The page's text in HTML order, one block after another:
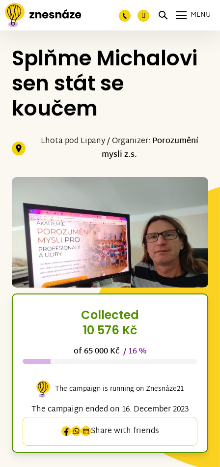
MENU
Splňme Michalovi
sen stát se
koučem
Lhota pod Lipany / Organizer: Porozumění
mysli z.s.
Collected
10 576 Kč
of 65 000 Kč / 16 %
The campaign is running on Znesnáze21
The campaign ended on 16. December 2023
Share with friends